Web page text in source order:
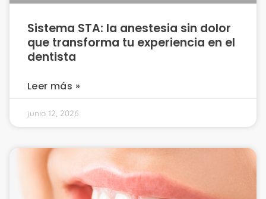
Sistema STA: la anestesia sin dolor
que transforma tu experiencia en el
dentista
Leer más »
junio 12, 2026